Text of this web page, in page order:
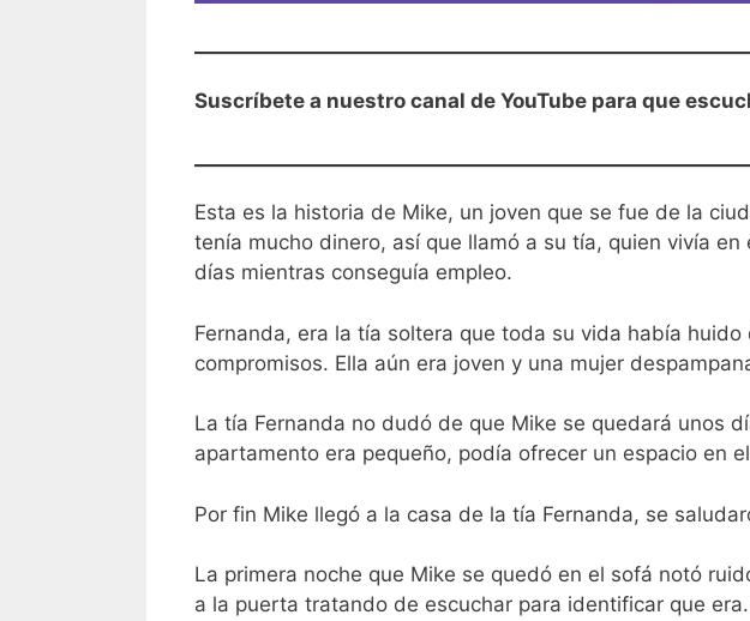
Suscríbete a nuestro canal de YouTube para que
Esta es la historia de Mike, un joven que se fue de la
tenía mucho dinero, así que llamó a su tía, quien vivía
días mientras conseguía empleo.
Fernanda, era la tía soltera que toda su vida había
compromisos. Ella aún era joven y una mujer
La tía Fernanda no dudó de que Mike se quedará unos
apartamento era pequeño, podía ofrecer un espacio en
Por fin Mike llegó a la casa de la tía Fernanda, se
La primera noche que Mike se quedó en el sofá notó
a la puerta tratando de escuchar para identificar que